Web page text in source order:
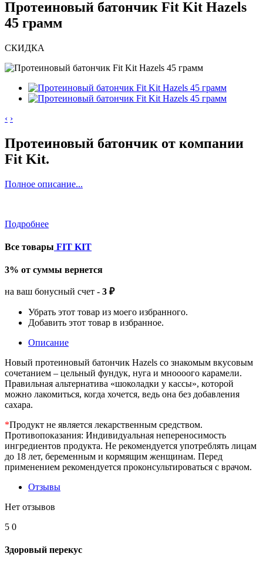
Протеиновый батончик Fit Kit Hazels
45 грамм
СКИДКА
‹ ›
Протеиновый батончик от компании
Fit Kit.
Полное описание...
Подробнее
Все товары FIT KIT
3% от суммы вернется
на ваш бонусный счет - 3 ₽
Убрать этот товар из моего избранного.
Добавить этот товар в избранное.
Описание
Новый протеиновый батончик Hazels со знакомым вкусовым
сочетанием – цельный фундук, нуга и мноооого карамели.
Правильная альтернатива «шоколадки у кассы», которой
можно лакомиться, когда хочется, ведь она без добавления
сахара.
*Продукт не является лекарственным средством.
Противопоказания: Индивидуальная непереносимость
ингредиентов продукта. Не рекомендуется употреблять лицам
до 18 лет, беременным и кормящим женщинам. Перед
применением рекомендуется проконсультироваться с врачом.
Отзывы
Нет отзывов
5 0
Здоровый перекус